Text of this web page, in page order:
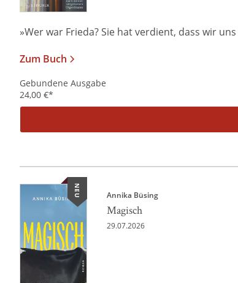
»Wer war Frieda? Sie hat verdient, dass wir
Zum Buch
Gebundene Ausgabe
24,00 €*
NEU Annika Büsing
Magisch
29.07.2026